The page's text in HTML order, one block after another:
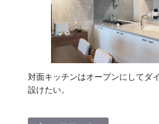
対面キッチンはオープンにしてダ
設けたい。